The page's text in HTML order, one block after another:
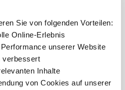
Sie von folgenden Vorteilen:
Online-Erlebnis
unserer Website
verbessert
Inhalte
von Cookies auf unserer
A 45 S
Edition“ ab
PS und umfangreicher